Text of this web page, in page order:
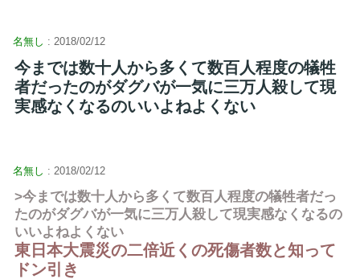
名無し : 2018/02/12
今までは数十人から多くて数百人程度の犠牲
者だったのがダグバが一気に三万人殺して現
実感なくなるのいいよねよくない
名無し : 2018/02/12
>今までは数十人から多くて数百人程度の犠牲者だっ
たのがダグバが一気に三万人殺して現実感なくなるの
いいよねよくない
東日本大震災の二倍近くの死傷者数と知って
ドン引き